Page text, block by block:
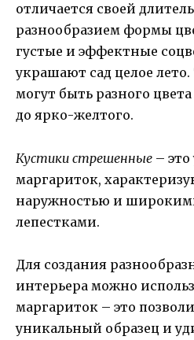
отличается своей
разнообразием формы
густые и эффектные
украшают сад целое
могут быть разного
до ярко-желтого.
Кустики стрешенные –
маргариток,
наружностью и
лепестками.
Для создания
интерьера можно
маргариток – это
уникальный образец и